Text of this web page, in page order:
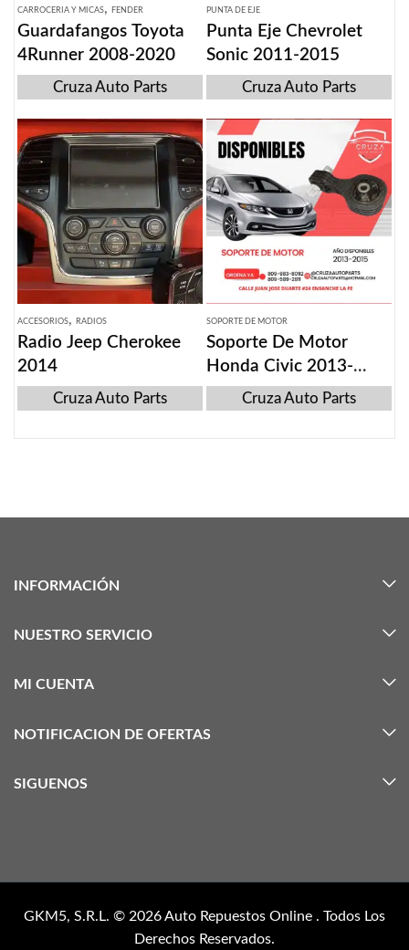
CARROCERIA Y MICAS, FENDER
Guardafangos Toyota
4Runner 2008-2020
Cruza Auto Parts
PUNTA DE EJE
Punta Eje Chevrolet
Sonic 2011-2015
Cruza Auto Parts
ACCESORIOS, RADIOS
Radio Jeep Cherokee
2014
Cruza Auto Parts
SOPORTE DE MOTOR
Soporte De Motor
Honda Civic 2013-
2015Cruza Auto Parts
INFORMACIÓN
NUESTRO SERVICIO
MI CUENTA
NOTIFICACION DE OFERTAS
SIGUENOS
GKM5, S.R.L. © 2026Auto Repuestos Online . Todos Los
Derechos Reservados.